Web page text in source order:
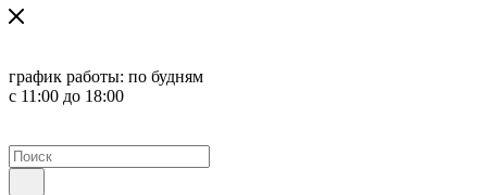
график работы: по будням
с 11:00 до 18:00